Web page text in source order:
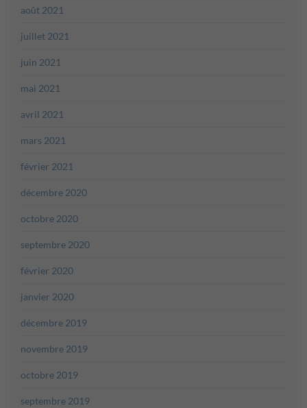
août 2021
juillet 2021
juin 2021
mai 2021
avril 2021
mars 2021
février 2021
décembre 2020
octobre 2020
septembre 2020
février 2020
janvier 2020
décembre 2019
novembre 2019
octobre 2019
septembre 2019